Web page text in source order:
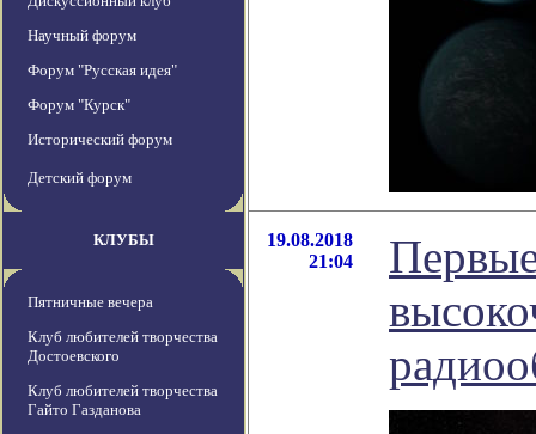
Научный форум
Форум "Русская идея"
Форум "Курск"
Исторический форум
Детский форум
КЛУБЫ
Пятничные вечера
Клуб любителей творчества
Достоевского
Клуб любителей творчества
Гайто Газданова
19.08.2018
21:04